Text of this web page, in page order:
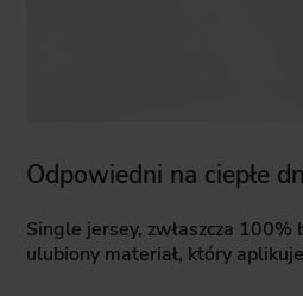
Odpowiedni na ciepłe
Single jersey, zwłaszcza 100%
ulubiony materiał, który